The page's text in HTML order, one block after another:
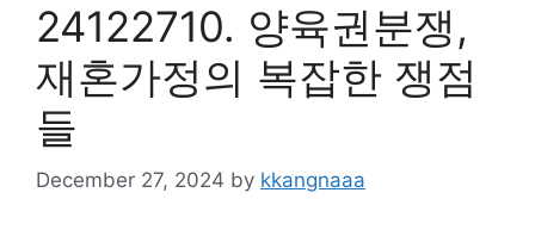
24122710. 양육권분쟁,
재혼가정의 복잡한 쟁점
들
December 27, 2024 by kkangnaaa